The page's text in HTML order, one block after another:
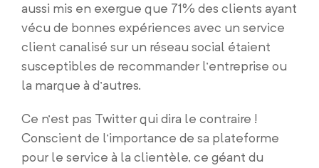
aussi mis en exergue que 71% des clients ayant
vécu de bonnes expériences avec un service
client canalisé sur un réseau social étaient
susceptibles de recommander l’entreprise ou
la marque à d’autres.
Ce n’est pas Twitter qui dira le contraire !
Conscient de l’importance de sa plateforme
pour le service à la clientèle, ce géant du